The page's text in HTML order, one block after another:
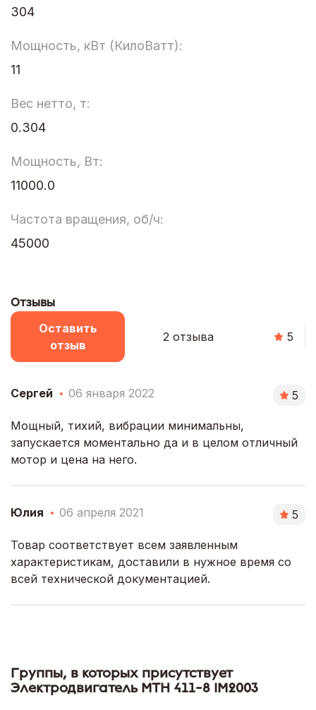
304
Мощность, кВт (КилоВатт):
11
Вес нетто, т:
0.304
Мощность, Вт:
11000.0
Частота вращения, об/ч:
45000
Отзывы
5
2 отзыва
Оставить
отзыв
Сергей 06 января 2022 5
Мощный, тихий, вибрации минимальны,
запускается моментально да и в целом отличный
мотор и цена на него.
Юлия 06 апреля 2021 5
Товар соответствует всем заявленным
характеристикам, доставили в нужное время со
всей технической документацией.
Группы, в которых присутствует
Электродвигатель МТН 411-8 IM2003